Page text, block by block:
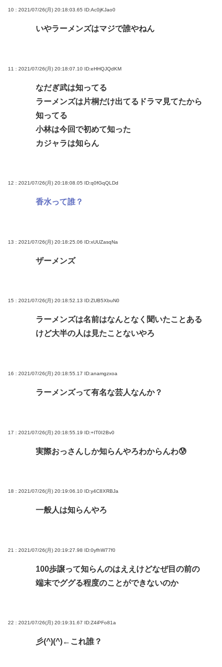
10 : 2021/07/26(月) 20:18:03.65 ID:Ac0jKJao0
いやラーメンズはマジで誰やねん
11 : 2021/07/26(月) 20:18:07.10 ID:eHHQJQdKM
なだぎ武は知ってる
ラーメンズは片桐だけ出てるドラマ見てたから
知ってる
小林は今回で初めて知った
カジャラは知らん
12 : 2021/07/26(月) 20:18:08.05 ID:q0fGqQLDd
香水って誰？
13 : 2021/07/26(月) 20:18:25.06 ID:xUUZasqNa
ザーメンズ
15 : 2021/07/26(月) 20:18:52.13 ID:ZUB5XbuN0
ラーメンズは名前はなんとなく聞いたことある
けど大半の人は見たことないやろ
16 : 2021/07/26(月) 20:18:55.17 ID:anamgzxoa
ラーメンズって有名な芸人なんか？
17 : 2021/07/26(月) 20:18:55.19 ID:+IT0I2Bv0
実際おっさんしか知らんやろわからんわ😰
18 : 2021/07/26(月) 20:19:06.10 ID:y4C8XRBJa
一般人は知らんやろ
21 : 2021/07/26(月) 20:19:27.98 ID:0yfhW77f0
100歩譲って知らんのはええけどなぜ目の前の
端末でググる程度のことができないのか
22 : 2021/07/26(月) 20:19:31.67 ID:Z4iPFo81a
彡(^)(^)←これ誰？